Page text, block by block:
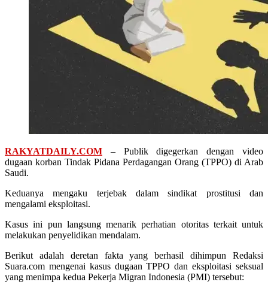
RAKYATDAILY.COM – Publik digegerkan dengan video
dugaan korban Tindak Pidana Perdagangan Orang (TPPO) di Arab
Saudi.
Keduanya mengaku terjebak dalam sindikat prostitusi dan
mengalami eksploitasi.
Kasus ini pun langsung menarik perhatian otoritas terkait untuk
melakukan penyelidikan mendalam.
Berikut adalah deretan fakta yang berhasil dihimpun Redaksi
Suara.com mengenai kasus dugaan TPPO dan eksploitasi seksual
yang menimpa kedua Pekerja Migran Indonesia (PMI) tersebut: